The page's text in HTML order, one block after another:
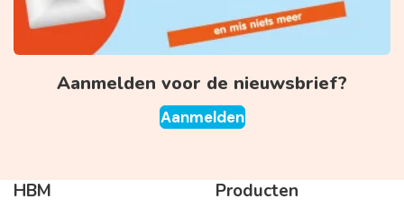
Aanmelden voor de nieuwsbrief?
Aanmelden
HBM Producten